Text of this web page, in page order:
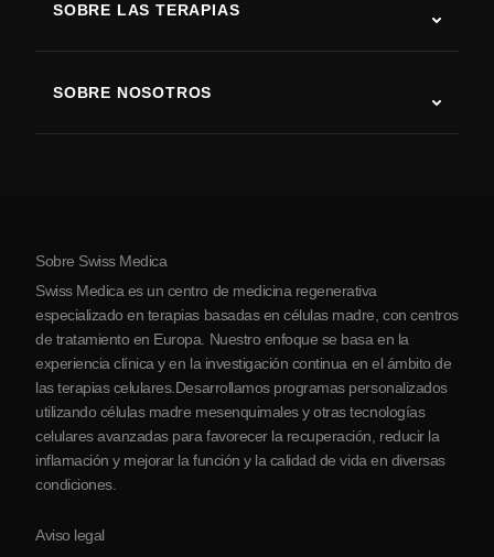
Enfermedad de Parkinson
Artritis
SOBRE LAS TERAPIAS
SOBRE NOSOTROS
Sobre Serbia
Colaboraciones
Sobre Swiss Medica
Swiss Medica es un centro de medicina regenerativa
especializado en terapias basadas en células madre, con centros
de tratamiento en Europa. Nuestro enfoque se basa en la
experiencia clínica y en la investigación continua en el ámbito de
las terapias celulares.Desarrollamos programas personalizados
utilizando células madre mesenquimales y otras tecnologías
celulares avanzadas para favorecer la recuperación, reducir la
inflamación y mejorar la función y la calidad de vida en diversas
condiciones.
Aviso legal